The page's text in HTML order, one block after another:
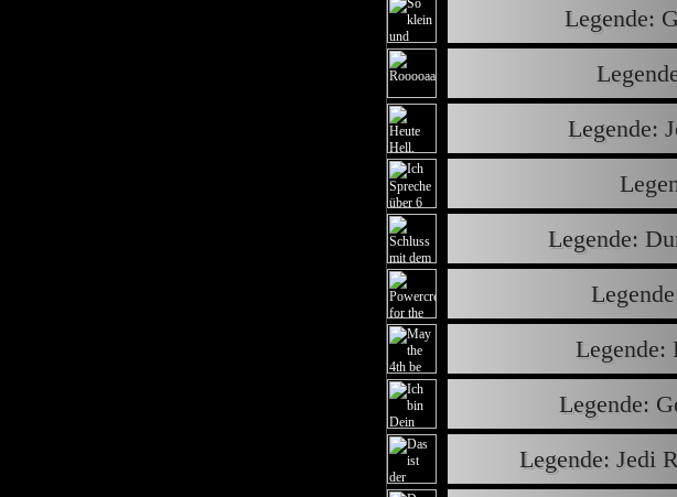
Legende:
Legende:
Legende:
Legende:
Legende:
Legende: Jedi